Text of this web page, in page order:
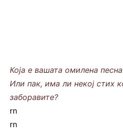
Која е вашата омилена
Или пак, има ли некој стих
заборавите?
rn
rn